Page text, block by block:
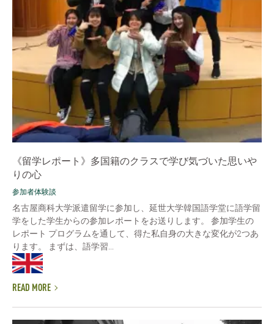
《留学レポート》多国籍のクラスで学び気づいた思いや
りの心
参加者体験談
名古屋商科大学派遣留学に参加し、延世大学韓国語学堂に語学留
学をした学生からの参加レポートをお送りします。 参加学生の
レポート プログラムを通して、得た私自身の大きな変化が2つあ
ります。 まずは、語学習...
READ MORE